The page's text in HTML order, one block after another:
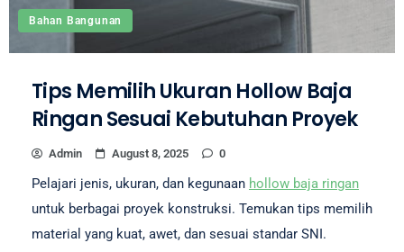
Bahan Bangunan
Tips Memilih Ukuran Hollow Baja
Ringan Sesuai Kebutuhan Proyek
Admin August 8, 2025 0
Pelajari jenis, ukuran, dan kegunaan hollow baja ringan
untuk berbagai proyek konstruksi. Temukan tips memilih
material yang kuat, awet, dan sesuai standar SNI.